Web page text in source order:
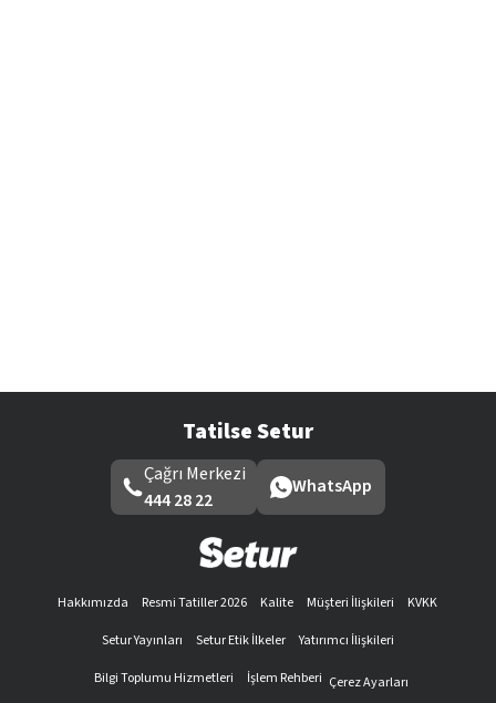
Tatilse Setur
Çağrı Merkezi
444 28 22
WhatsApp
Hakkımızda Resmi Tatiller 2026 Kalite Müşteri İlişkileri
KVKK
Setur Yayınları
Setur Etik İlkeler
Yatırımcı İlişkileri
Bilgi Toplumu Hizmetleri
İşlem Rehberi Çerez Ayarları